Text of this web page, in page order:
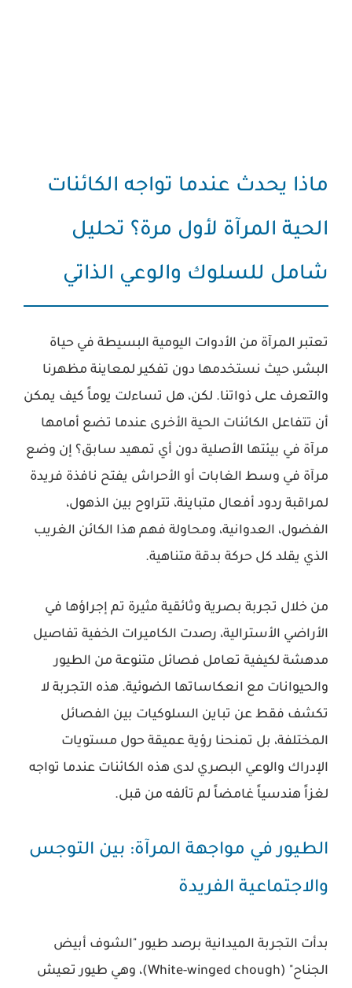
ماذا يحدث عندما تواجه الكائنات
الحية المرآة لأول مرة؟ تحليل
شامل للسلوك والوعي الذاتي
تعتبر المرآة من الأدوات اليومية البسيطة في حياة
البشر، حيث نستخدمها دون تفكير لمعاينة مظهرنا
والتعرف على ذواتنا. لكن، هل تساءلت يوماً كيف يمكن
أن تتفاعل الكائنات الحية الأخرى عندما تضع أمامها
مرآة في بيئتها الأصلية دون أي تمهيد سابق؟ إن وضع
مرآة في وسط الغابات أو الأحراش يفتح نافذة فريدة
لمراقبة ردود أفعال متباينة، تتراوح بين الذهول،
الفضول، العدوانية، ومحاولة فهم هذا الكائن الغريب
الذي يقلد كل حركة بدقة متناهية.
من خلال تجربة بصرية وثائقية مثيرة تم إجراؤها في
الأراضي الأسترالية، رصدت الكاميرات الخفية تفاصيل
مدهشة لكيفية تعامل فصائل متنوعة من الطيور
والحيوانات مع انعكاساتها الضوئية. هذه التجربة لا
تكشف فقط عن تباين السلوكيات بين الفصائل
المختلفة، بل تمنحنا رؤية عميقة حول مستويات
الإدراك والوعي البصري لدى هذه الكائنات عندما تواجه
لغزاً هندسياً غامضاً لم تألفه من قبل.
الطيور في مواجهة المرآة: بين التوجس
والاجتماعية الفريدة
بدأت التجربة الميدانية برصد طيور "الشوف أبيض
الجناح" (White-winged chough)، وهي طيور تعيش